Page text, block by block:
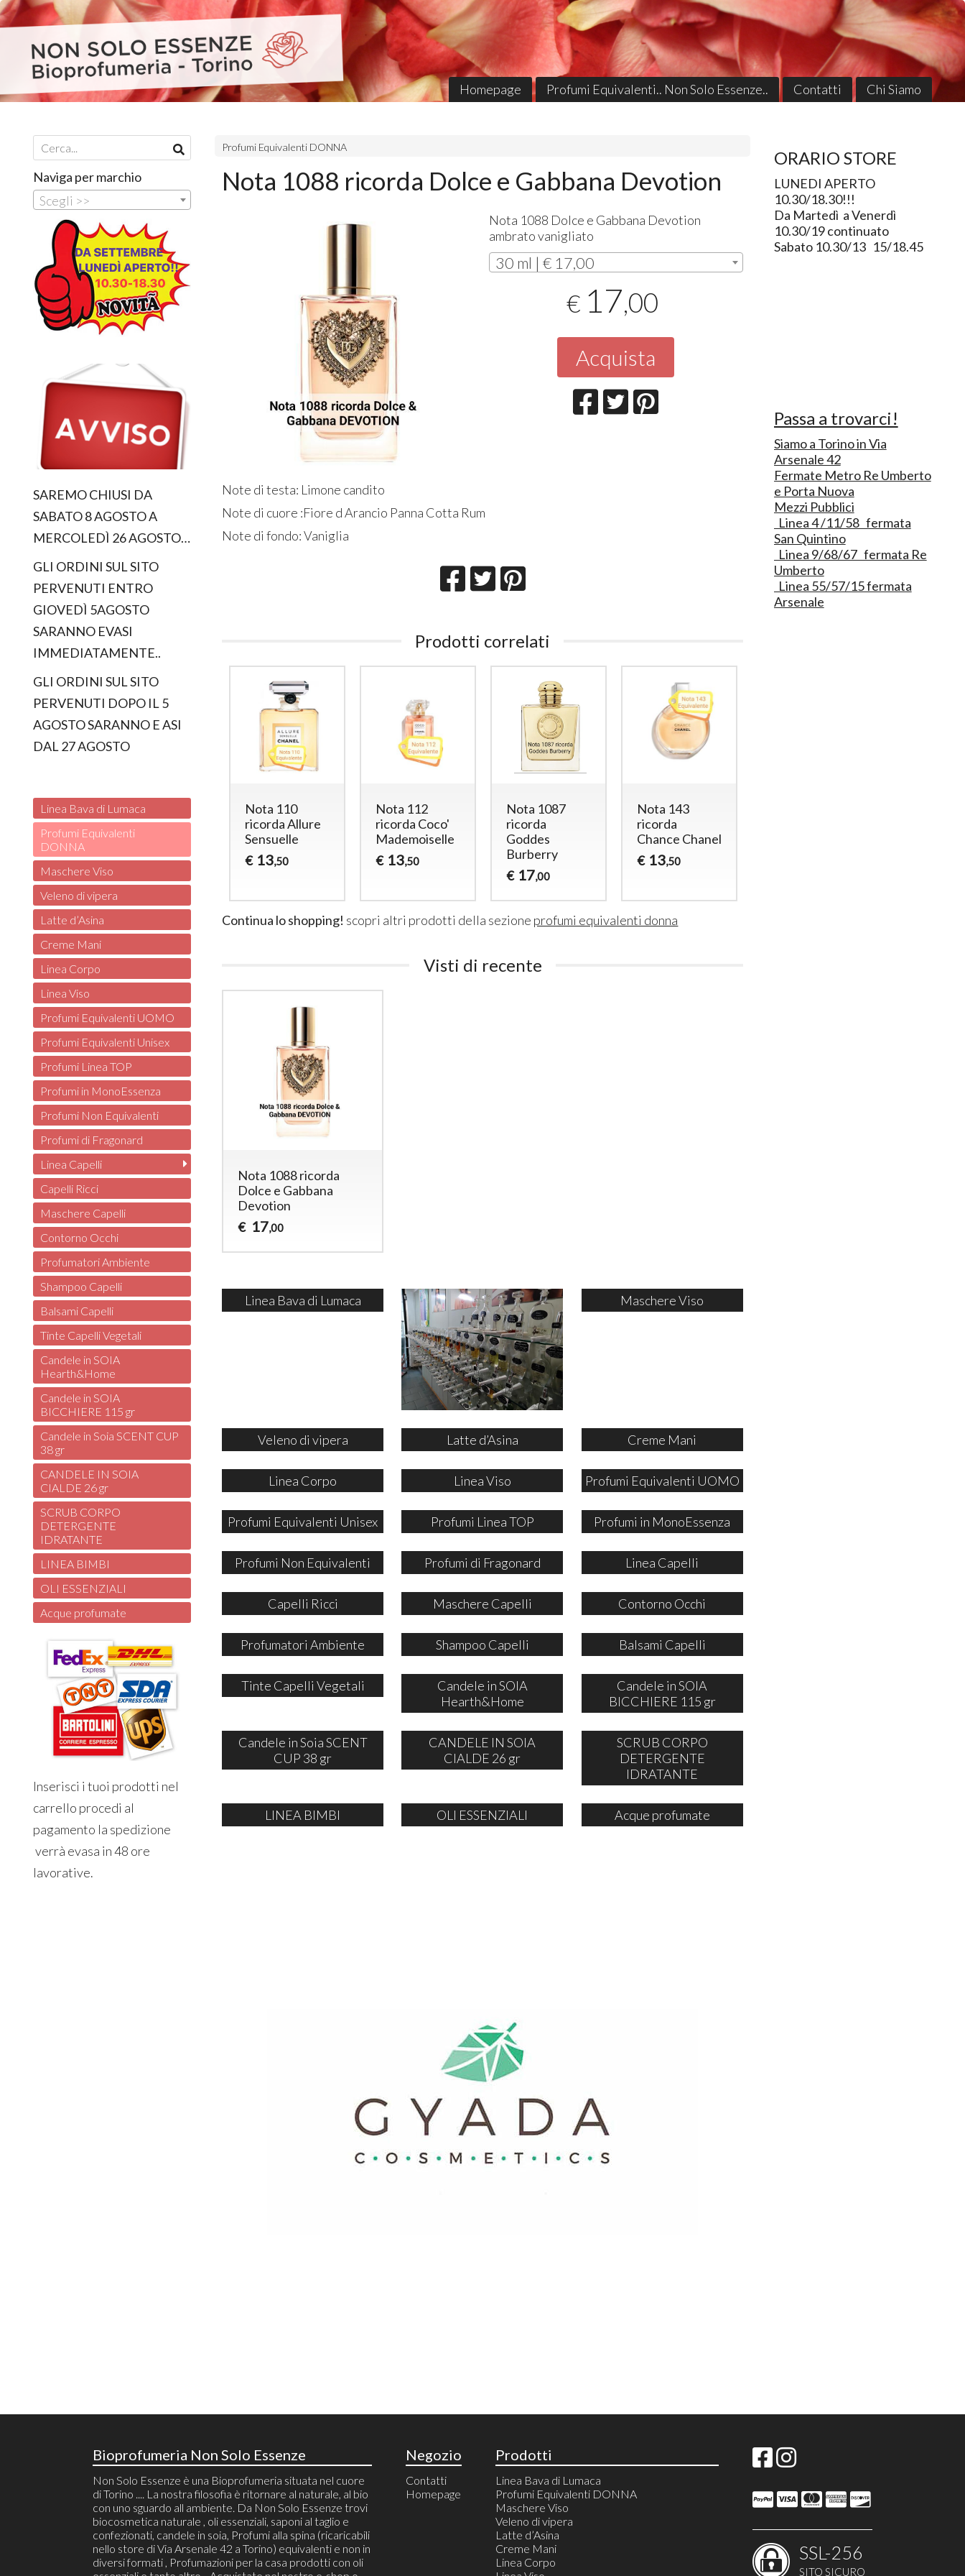
Homepage Profumi Equivalenti.. Non Solo Essenze.. Contatti Chi Siamo
Profumi Equivalenti DONNA
Nota 1088 ricorda Dolce e Gabbana Devotion
Nota 1088 Dolce e Gabbana Devotion
ambrato vanigliato
30 ml | € 17,00
€ 17,00
Acquista
Note di testa: Limone candito
Note di cuore :Fiore d Arancio Panna Cotta Rum
Note di fondo: Vaniglia
Prodotti correlati
Chanel
Fraiche
Nota 111
ricorda Chanel
Nr 5
€ 13,50
Nota 110
ricorda Allure
Sensuelle
€ 13,50
Nota 112
ricorda Coco'
Mademoiselle
€ 13,50
Nota 1087
ricorda
Goddes
Burberry
€ 17,00
Nota 143
ricorda
Chance Chanel
€ 13,50
Continua lo shopping! scopri altri prodotti della sezione profumi equivalenti donna
Visti di recente
Nota 1088 ricorda
Dolce e Gabbana
Devotion
€ 17,00
Linea Bava di Lumaca Maschere Viso
Veleno di vipera Latte d’Asina Creme Mani
Linea Corpo Linea Viso Profumi Equivalenti UOMO
Profumi Equivalenti Unisex Profumi Linea TOP Profumi in MonoEssenza
Profumi Non Equivalenti Profumi di Fragonard Linea Capelli
Capelli Ricci Maschere Capelli Contorno Occhi
Profumatori Ambiente Shampoo Capelli Balsami Capelli
Tinte Capelli Vegetali
Candele in SOIA
Hearth&Home
Candele in SOIA
BICCHIERE 115 gr
Candele in Soia SCENT
CUP 38 gr
CANDELE IN SOIA
CIALDE 26 gr
SCRUB CORPO
DETERGENTE
IDRATANTE
LINEA BIMBI OLI ESSENZIALI Acque profumate
Naviga per marchio
Scegli >>
SAREMO CHIUSI DA
SABATO 8 AGOSTO A
MERCOLEDÌ 26 AGOSTO…
GLI ORDINI SUL SITO
PERVENUTI ENTRO
GIOVEDÌ 5AGOSTO
SARANNO EVASI
IMMEDIATAMENTE..
GLI ORDINI SUL SITO
PERVENUTI DOPO IL 5
AGOSTO SARANNO E ASI
DAL 27 AGOSTO
Linea Bava di Lumaca
Profumi Equivalenti
DONNA
Maschere Viso
Veleno di vipera
Latte d’Asina
Creme Mani
Linea Corpo
Linea Viso
Profumi Equivalenti UOMO
Profumi Equivalenti Unisex
Profumi Linea TOP
Profumi in MonoEssenza
Profumi Non Equivalenti
Profumi di Fragonard
Linea Capelli
Capelli Ricci
Maschere Capelli
Contorno Occhi
Profumatori Ambiente
Shampoo Capelli
Balsami Capelli
Tinte Capelli Vegetali
Candele in SOIA
Hearth&Home
Candele in SOIA
BICCHIERE 115 gr
Candele in Soia SCENT CUP
38 gr
CANDELE IN SOIA
CIALDE 26 gr
SCRUB CORPO
DETERGENTE
IDRATANTE
LINEA BIMBI
OLI ESSENZIALI
Acque profumate
Inserisci i tuoi prodotti nel
carrello procedi al
pagamento la spedizione
verrà evasa in 48 ore
lavorative.
ORARIO STORE
LUNEDI APERTO
10.30/18.30!!!
Da Martedì a Venerdì
10.30/19 continuato
Sabato 10.30/13 15/18.45
Passa a trovarci!
Siamo a Torino in Via
Arsenale 42
Fermate Metro Re Umberto
e Porta Nuova
Mezzi Pubblici
Linea 4 /11/58 fermata
San Quintino
Linea 9/68/67 fermata Re
Umberto
Linea 55/57/15 fermata
Arsenale
Bioprofumeria Non Solo Essenze
Non Solo Essenze è una Bioprofumeria situata nel cuore
di Torino .... La nostra filosofia è ritornare al naturale, al bio
con uno sguardo all ambiente. Da Non Solo Essenze trovi
biocosmetica naturale , oli essenziali, saponi al taglio e
confezionati, candele in soia, Profumi alla spina (ricaricabili
nello store di Via Arsenale 42 a Torino) equivalenti e non in
diversi formati , Profumazioni per la casa prodotti con oli
Negozio
Contatti
Homepage
Prodotti
Linea Bava di Lumaca
Profumi Equivalenti DONNA
Maschere Viso
Veleno di vipera
Latte d’Asina
Creme Mani
Linea Corpo
SSL-256
SITO SICURO